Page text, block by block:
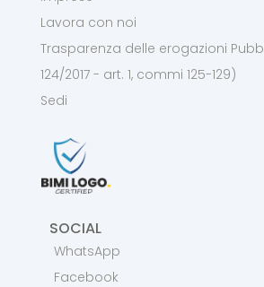
Lavora con noi
Trasparenza delle erogazioni
124/2017 - art. 1, commi 125-129)
Sedi
SOCIAL
WhatsApp
Facebook